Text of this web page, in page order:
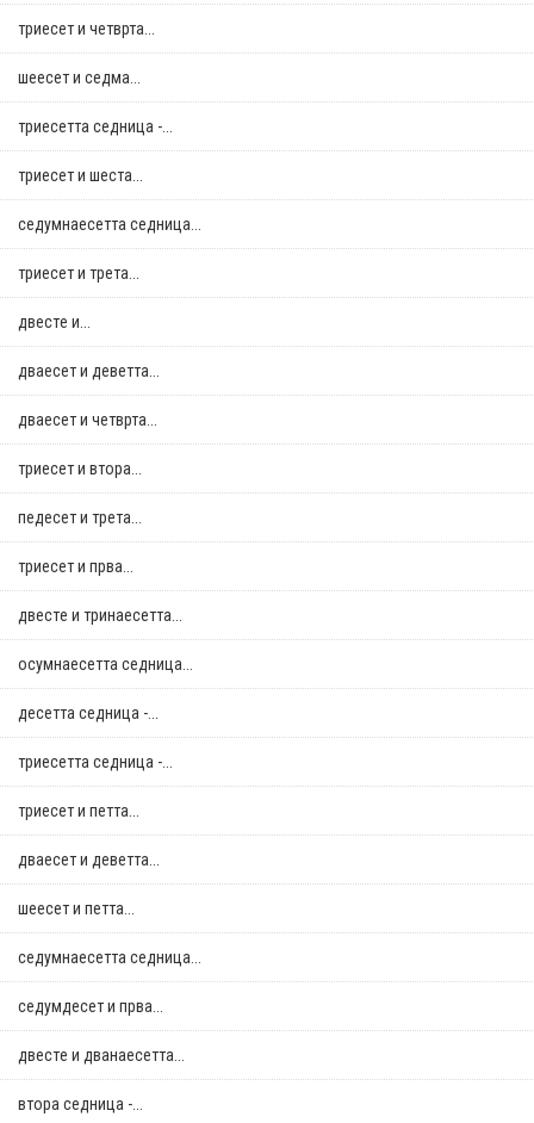
триесет и четврта...
шеесет и седма...
триесетта седница -...
триесет и шеста...
седумнаесетта седница...
триесет и трета...
двестe и...
дваесет и деветта...
дваесет и четврта...
триесет и втора...
педесет и трета...
триесет и прва...
двестe и тринаесетта...
осумнaесетта седница...
десетта седница -...
триесетта седница -...
триесет и петта...
дваесет и деветта...
шеесет и петта...
седумнаесетта седница...
седумдесет и прва...
двестe и дванаесетта...
втора седница -...